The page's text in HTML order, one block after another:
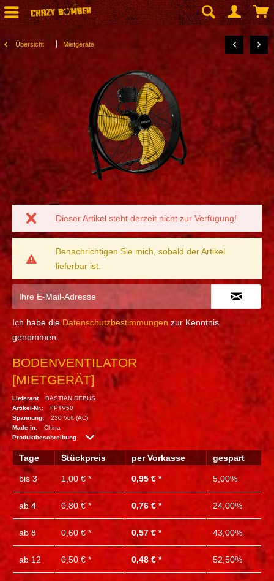
Übersicht Mietgeräte
Dieser Artikel steht derzeit nicht zur Verfügung!
Benachrichtigen Sie mich, sobald der Artikel
lieferbar ist.
Ich habe dieDatenschutzbestimmungen zur Kenntnis
genommen.
BODENVENTILATOR
[MIETGERÄT]
Lieferant
BASTIAN DEBUS
Artikel-Nr.:
FPTV50
Spannung:
230 Volt (AC)
Made in:
China
Produktbeschreibung
Tage Stückpreis per Vorkasse gespart
bis3 1,00 € * 0,95 € * 5,00%
ab 4 0,80 € * 0,76 € * 24,00%
ab 8 0,60 € * 0,57 € * 43,00%
ab 12 0,50 € * 0,48 € * 52,50%